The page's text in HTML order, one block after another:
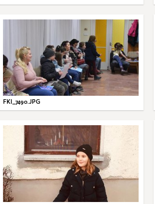
FKI_7490.JPG